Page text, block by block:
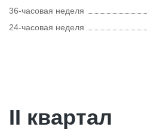
36-часовая неделя
24-часовая неделя
II квартал